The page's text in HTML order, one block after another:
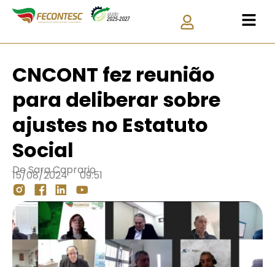
CNCONT fez reunião
para deliberar sobre
ajustes no Estatuto
Social
DeSara Caprario
15/08/2024 09:51